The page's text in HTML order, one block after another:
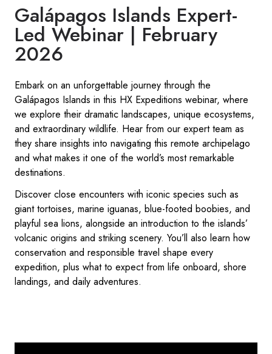
Galápagos Islands Expert-
Led Webinar | February
2026
Embark on an unforgettable journey through the
Galápagos Islands in this HX Expeditions webinar, where
we explore their dramatic landscapes, unique ecosystems,
and extraordinary wildlife. Hear from our expert team as
they share insights into navigating this remote archipelago
and what makes it one of the world’s most remarkable
destinations.
Discover close encounters with iconic species such as
giant tortoises, marine iguanas, blue-footed boobies, and
playful sea lions, alongside an introduction to the islands’
volcanic origins and striking scenery. You’ll also learn how
conservation and responsible travel shape every
expedition, plus what to expect from life onboard, shore
landings, and daily adventures.